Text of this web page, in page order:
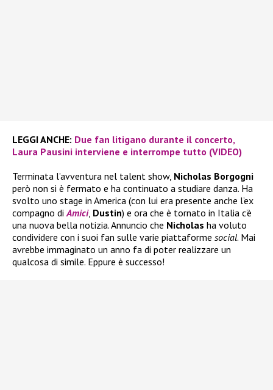
LEGGI ANCHE: Due fan litigano durante il concerto,
Laura Pausini interviene e interrompe tutto (VIDEO)
Terminata l’avventura nel talent show, Nicholas Borgogni
però non si è fermato e ha continuato a studiare danza. Ha
svolto uno stage in America (con lui era presente anche l’ex
compagno di Amici, Dustin) e ora che è tornato in Italia c’è
una nuova bella notizia. Annuncio che Nicholas ha voluto
condividere con i suoi fan sulle varie piattaforme social. Mai
avrebbe immaginato un anno fa di poter realizzare un
qualcosa di simile. Eppure è successo!